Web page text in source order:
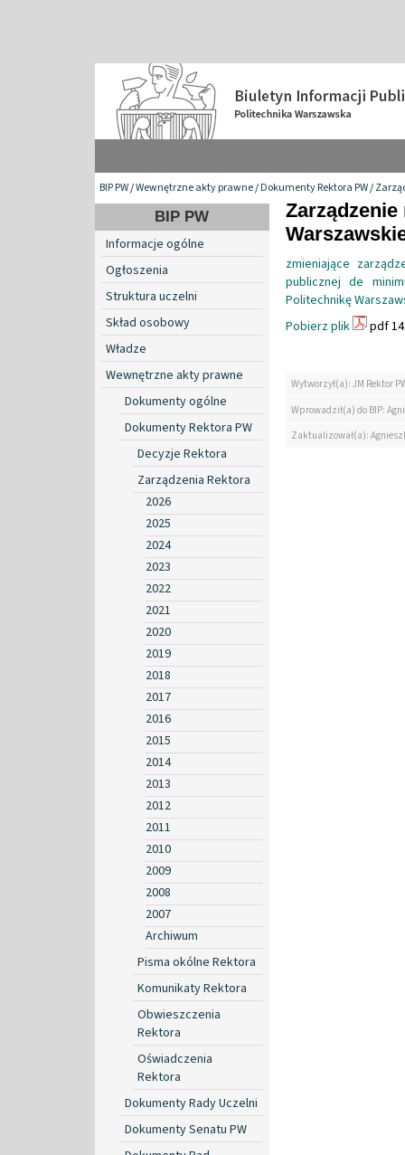
BIP PW/Wewnętrzne akty prawne/Dokumenty Rektora PW/
BIP PW
Informacje ogólne
Ogłoszenia
Struktura uczelni
Skład osobowy
Władze
Wewnętrzne akty prawne
Dokumenty ogólne
Dokumenty Rektora PW
Decyzje Rektora
Zarządzenia Rektora
2026
2025
2024
2023
2022
2021
2020
2019
2018
2017
2016
2015
2014
2013
2012
2011
2010
2009
2008
2007
Archiwum
Pisma okólne Rektora
Komunikaty Rektora
Obwieszczenia
Rektora
Oświadczenia
Rektora
Dokumenty Rady Uczelni
Dokumenty Senatu PW
zmieniające
publicznej de
Politechnikę
Pobierz plik
pdf
Wytworzył(a): JM Rektor
Wprowadził(a) do BIP:
Zaktualizował(a):